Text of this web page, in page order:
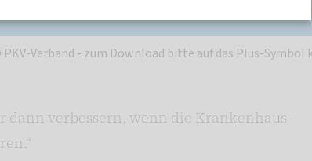
PKV-Verband - zum Download bitte auf das Plus-Symbol
verbessern, wenn die Krankenhaus-